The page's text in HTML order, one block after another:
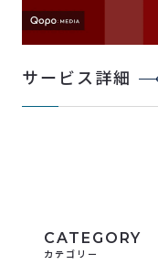
サービス詳細
CATEGORY
カテゴリー